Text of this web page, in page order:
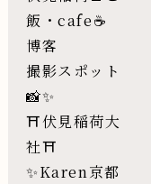
飯・cafe☕️
博客
撮影スポット
📸✨
⛩伏見稲荷大
社⛩
✨Karen京都